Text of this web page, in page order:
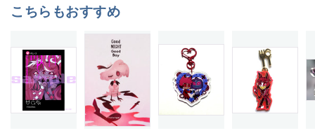
こちらもおすすめ